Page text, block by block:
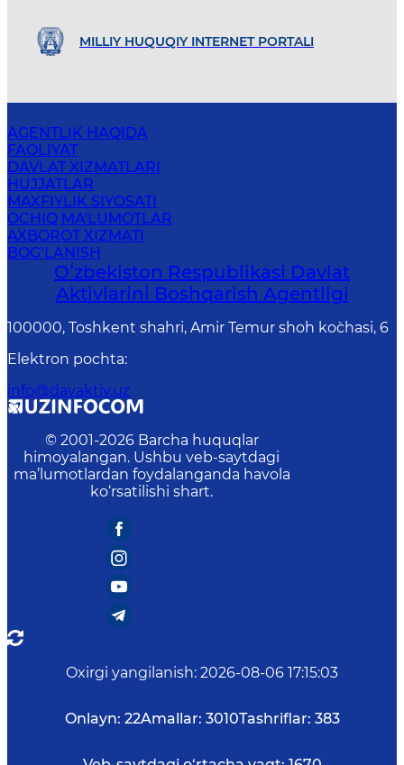
MILLIY HUQUQIY INTERNET PORTALI
AGENTLIK HAQIDA
FAOLIYAT
DAVLAT XIZMATLARI
HUJJATLAR
MAXFIYLIK SIYOSATI
OCHIQ MA'LUMOTLAR
AXBOROT XIZMATI
BOG‘LANISH
Oʻzbekiston Respublikasi Davlat
Aktivlarini Boshqarish Agentligi
100000, Toshkent shahri, Amir Temur shoh ko`chasi, 6
Elektron pochta:
info@davaktiv.uz
© 2001-2026 Barcha huquqlar
himoyalangan. Ushbu veb-saytdagi
ma’lumotlardan foydalanganda havola
ko‘rsatilishi shart.
Oxirgi yangilanish: 2026-08-06 17:15:03
Onlayn: 22Amallar: 3010Tashriflar: 383